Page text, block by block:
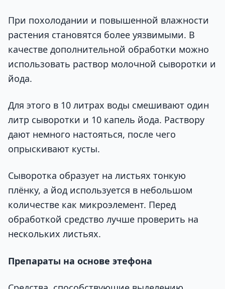
При похолодании и повышенной влажности
растения становятся более уязвимыми. В
качестве дополнительной обработки можно
использовать раствор молочной сыворотки и
йода.
Для этого в 10 литрах воды смешивают один
литр сыворотки и 10 капель йода. Раствору
дают немного настояться, после чего
опрыскивают кусты.
Сыворотка образует на листьях тонкую
плёнку, а йод используется в небольшом
количестве как микроэлемент. Перед
обработкой средство лучше проверить на
нескольких листьях.
Препараты на основе этефона